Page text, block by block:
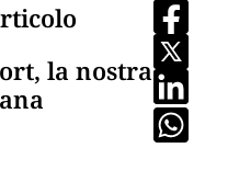
la nostra